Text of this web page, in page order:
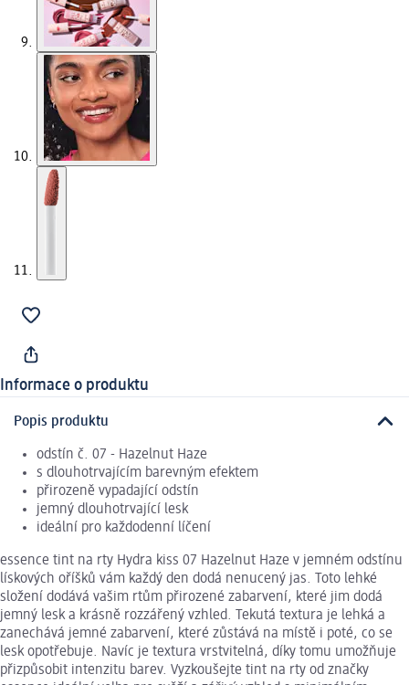
Informace o produktu
Popis produktu
odstín č. 07 - Hazelnut Haze
s dlouhotrvajícím barevným efektem
přirozeně vypadající odstín
jemný dlouhotrvající lesk
ideální pro každodenní líčení
essence tint na rty Hydra kiss 07 Hazelnut Haze v jemném odstínu
lískových oříšků vám každý den dodá nenucený jas. Toto lehké
složení dodává vašim rtům přirozené zabarvení, které jim dodá
jemný lesk a krásně rozzářený vzhled. Tekutá textura je lehká a
zanechává jemné zabarvení, které zůstává na místě i poté, co se
lesk opotřebuje. Navíc je textura vrstvitelná, díky tomu umožňuje
přizpůsobit intenzitu barev. Vyzkoušejte tint na rty od značky